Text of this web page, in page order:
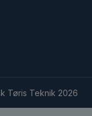
Tøris Teknik 2026